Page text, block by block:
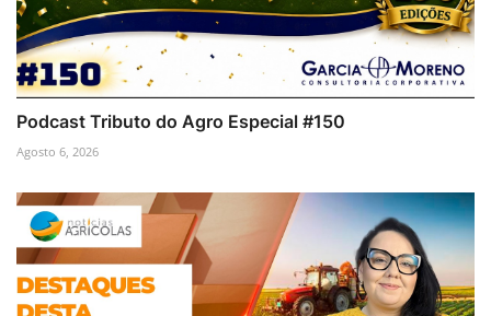
Podcast Tributo do Agro Especial #150
Agosto 6, 2026